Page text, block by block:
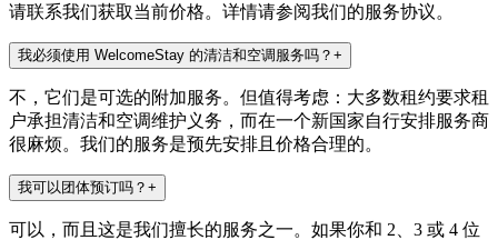
请联系我们获取当前价格。详情请参阅我们的服务协议。
我必须使用 WelcomeStay 的清洁和空调服务吗？ +
不，它们是可选的附加服务。但值得考虑：大多数租约要求租
户承担清洁和空调维护义务，而在一个新国家自行安排服务商
很麻烦。我们的服务是预先安排且价格合理的。
我可以团体预订吗？ +
可以，而且这是我们擅长的服务之一。如果你和 2、3 或 4 位